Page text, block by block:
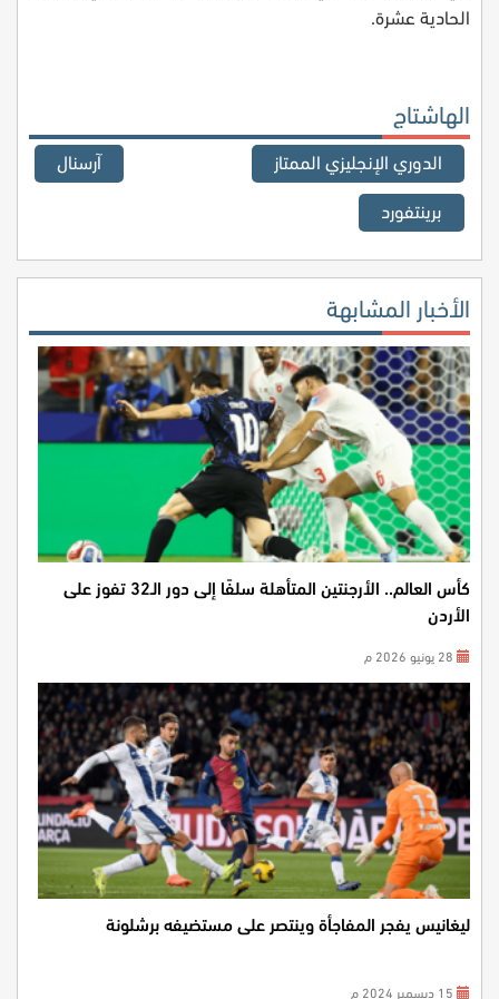
الحادية عشرة.
الهاشتاج
الدوري الإنجليزي الممتاز
آرسنال
برينتفورد
الأخبار المشابهة
كأس العالم.. الأرجنتين المتأهلة سلفًا إلى دور الـ32 تفوز على
الأردن
ليغانيس يفجر المفاجأة وينتصر على مستضيفه برشلونة